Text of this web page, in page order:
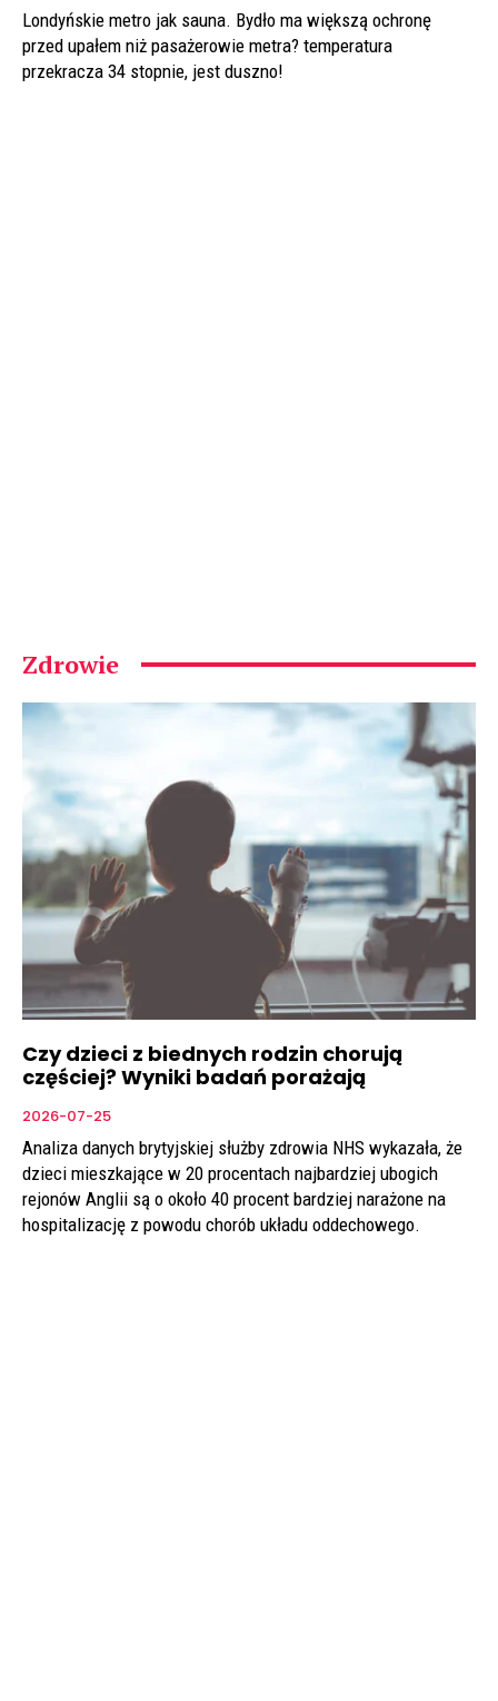
Londyńskie metro jak sauna. Bydło ma większą ochronę
przed upałem niż pasażerowie metra? temperatura
przekracza 34 stopnie, jest duszno!
Zdrowie
Czy dzieci z biednych rodzin chorują
częściej? Wyniki badań porażają
2026-07-25
Analiza danych brytyjskiej służby zdrowia NHS wykazała, że
dzieci mieszkające w 20 procentach najbardziej ubogich
rejonów Anglii są o około 40 procent bardziej narażone na
hospitalizację z powodu chorób układu oddechowego.